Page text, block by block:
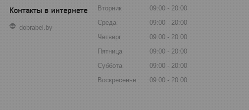
dobrabel.by
Вторник
09:00
20:00
Среда
09:00
20:00
Четверг
09:00
20:00
Пятница
09:00
20:00
Суббота
09:00
20:00
Воскресенье
09:00 20:00